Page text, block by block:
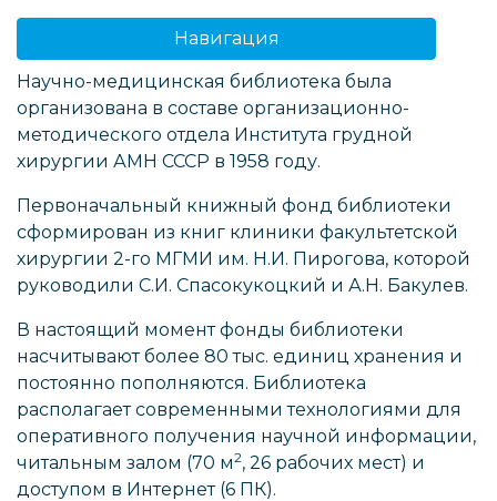
Навигация
Научно-медицинская библиотека была
организована в составе организационно-
методического отдела Института грудной
хирургии АМН СССР в 1958 году.
Первоначальный книжный фонд библиотеки
сформирован из книг клиники факультетской
хирургии 2-го МГМИ им. Н.И. Пирогова, которой
руководили С.И. Спасокукоцкий и А.Н. Бакулев.
В настоящий момент фонды библиотеки
насчитывают более 80 тыс. единиц хранения и
постоянно пополняются. Библиотека
располагает современными технологиями для
оперативного получения научной информации,
читальным залом (70 м2, 26 рабочих мест) и
доступом в Интернет (6 ПК).